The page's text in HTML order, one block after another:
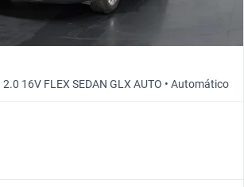
16V FLEX SEDAN GLX AUTO • Automático